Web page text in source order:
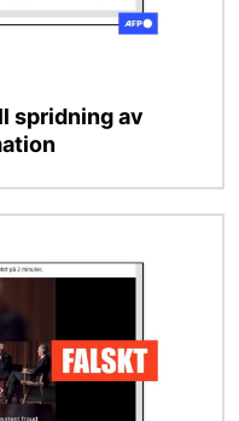
spridning av